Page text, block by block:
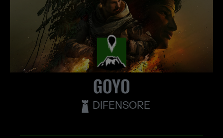
GOYO
DIFENSORE